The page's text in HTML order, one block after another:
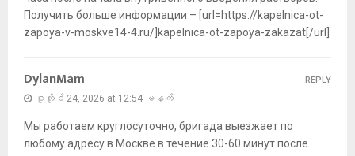
Получить больше информации – [url=https://kapelnica-ot-
zapoya-v-moskve14-4.ru/]kapelnica-ot-zapoya-zakazat[/url]
DylanMam
ဇူလိုင် 24, 2026 at 12:54 မနက်
Мы работаем круглосуточно, бригада выезжает по
любому адресу в Москве в течение 30-60 минут после
REPLY